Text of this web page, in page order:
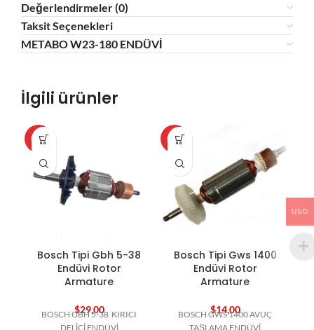
Değerlendirmeler (0)
Taksit Seçenekleri
METABO W23-180 ENDÜVİ
İlgili ürünler
HOT
Bosch Tipi Gbh 5-38
Endüvi Rotor
Armature
$29,00
BOSCH GBH 5-38 KIRICI
DELİCİ ENDÜVİ
HOT
Bosch Tipi Gws 1400
Endüvi Rotor
Armature
$14,00
BOSCH GWS 1400 AVUÇ
TAŞLAMA ENDÜVİ
USD